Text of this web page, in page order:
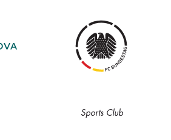
Sports Club